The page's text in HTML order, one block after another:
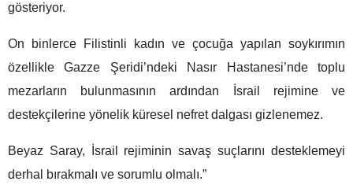
gösteriyor.
On binlerce Filistinli kadın ve çocuğa yapılan soykırımın
özellikle Gazze Şeridi’ndeki Nasır Hastanesi’nde toplu
mezarların bulunmasının ardından İsrail rejimine ve
destekçilerine yönelik küresel nefret dalgası gizlenemez.
Beyaz Saray, İsrail rejiminin savaş suçlarını desteklemeyi
derhal bırakmalı ve sorumlu olmalı.”